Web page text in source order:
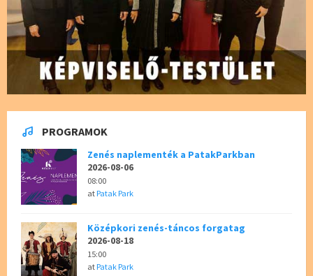
PROGRAMOK
Zenés naplementék a PatakParkban
2026-08-06
08:00
atPatak Park
Középkori zenés-táncos forgatag
2026-08-18
15:00
atPatak Park